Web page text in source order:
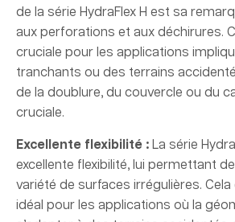
de la série HydraFlex H est sa
aux perforations et aux déchirures.
cruciale pour les applications
tranchants ou des terrains
de la doublure, du couvercle ou du
cruciale.
Excellente flexibilité : La série
excellente flexibilité, lui permettant
variété de surfaces irrégulières. Cela
idéal pour les applications où la